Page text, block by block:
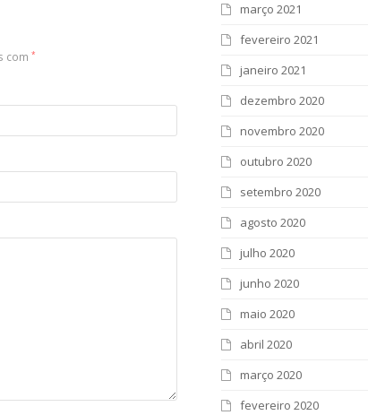
com *
março 2021
fevereiro 2021
janeiro 2021
dezembro 2020
novembro 2020
outubro 2020
setembro 2020
agosto 2020
julho 2020
junho 2020
maio 2020
abril 2020
março 2020
fevereiro 2020